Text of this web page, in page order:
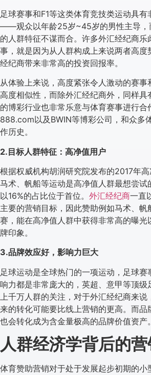
足球赛事和F1等这类体育竞技类运动具
——观众以年龄25岁~45岁的男性主导，
的人群特征不谋而合。许多外汇经纪商乐
事，就是因为从人群构成上来说两者高度
经纪商带来非常高的投资回报率。
从体验上来说，高度紧张令人激动的赛
高度相似性，而除外汇经纪商外，同样具
的博彩行业也非常乐意与体育赛事进行
888.com以及BWIN等博彩公司，和众多
作历史。
2.目标人群特征：高净值用户
根据权威机构胡润研究院发布的2017年高
马术、帆船等运动是高净值人群最想尝试
以16%的占比位于首位。 外汇经纪商一直
主要的营销目标，因此赞助例如马术、帆
赛，能在高净值人群中获得非常高的曝光
牌印象。
3.品牌效应好，影响力巨大
足球运动是全球热门的一项运动，足球
响力都是非常庞大的，英超、意甲等顶级
上千万人群的关注，对于外汇经纪商来
来的转化可能要比线上营销的更高。而品
也会转化成为含金量极高的品牌价值资产。
人群经济学背后的
体育赞助营销对于处于发展起步初期的小